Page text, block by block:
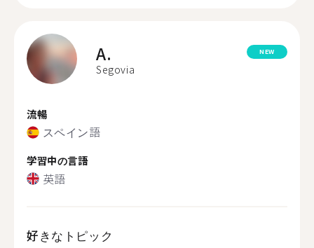
A.
Segovia
NEW
流暢
スペイン語
学習中の言語
英語
好きなトピック